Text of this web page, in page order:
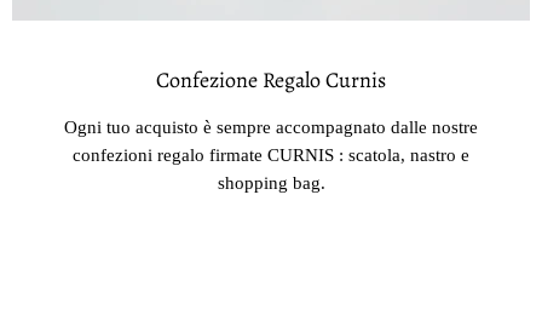
Confezione Regalo Curnis
Ogni tuo acquisto è sempre accompagnato dalle nostre
confezioni regalo firmate CURNIS : scatola, nastro e
shopping bag.